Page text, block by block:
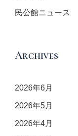
民公館ニュース
Archives
2026年6月
2026年5月
2026年4月